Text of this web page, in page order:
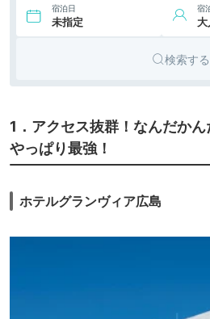
宿泊日
未指定
宿
大
検索する
1．アクセス抜群！なんだか
やっぱり最強！
ホテルグランヴィア広島